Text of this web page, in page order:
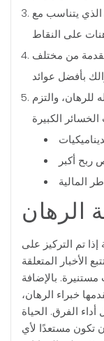
الذي يتناسب مع
من مختلف
للرهان، والتزم
الرهان
تم التركيز على
الأخبار المتعلقة
بالإضافة
خبراء الرهان،
الفرق. الحياة
تكون مستعدًا لأي